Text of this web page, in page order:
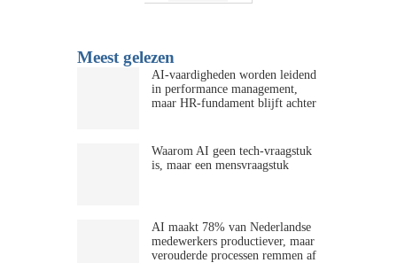
Meest gelezen
AI-vaardigheden worden leidend
in performance management,
maar HR-fundament blijft achter
Waarom AI geen tech-vraagstuk
is, maar een mensvraagstuk
AI maakt 78% van Nederlandse
medewerkers productiever, maar
verouderde processen remmen af